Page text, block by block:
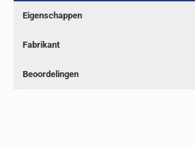
Eigenschappen
Fabrikant
Beoordelingen